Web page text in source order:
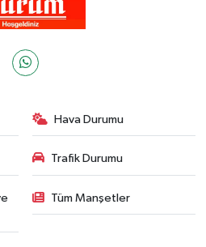
Hava Durumu
Trafik Durumu
Tüm Manşetler